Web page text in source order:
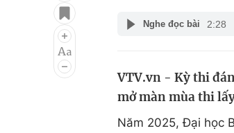
Điện ảnh
Âm nhạc
Du lịch
Chất
Nghe đọc bài 2:28
VTV.vn - Kỳ thi
mở màn mùa thi
Năm 2025, Đại học